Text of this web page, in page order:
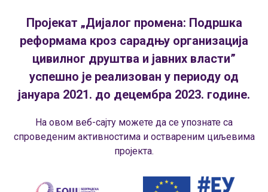
Пројекат „Дијалог промена: Подршка
реформама кроз сарадњу организација
цивилног друштва и јавних власти”
успешно је реализован у периоду од
јануара 2021. до децембра 2023. године.
На овом веб-сајту можете да се упознате са
спроведеним активностима и оствареним циљевима
пројекта.